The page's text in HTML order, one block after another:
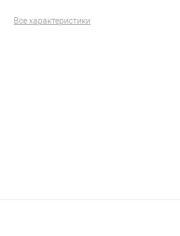
Все характеристики